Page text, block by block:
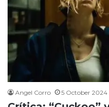
Angel Corro 5 October 2024